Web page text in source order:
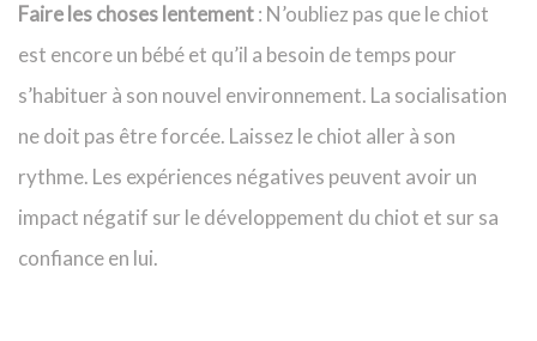
Faire les choses lentement: N’oubliez pas que le chiot
est encore un bébé et qu’il a besoin de temps pour
s’habituer à son nouvel environnement. La socialisation
ne doit pas être forcée. Laissez le chiot aller à son
rythme. Les expériences négatives peuvent avoir un
impact négatif sur le développement du chiot et sur sa
confiance en lui.